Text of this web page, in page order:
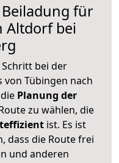
für
Altdorf bei
bei der
Tübingen nach
Planung der
zu wählen, die
ist. Es ist
dass die Route frei
und anderen